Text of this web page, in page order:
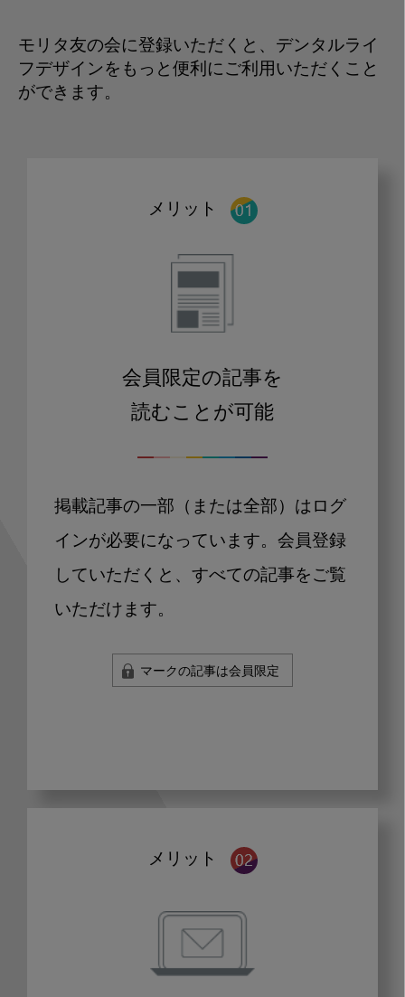
モリタ友の会に登録いただくと、デンタルライ
フデザインをもっと便利にご利用いただくこと
ができます。
メリット
会員限定の記事を
読むことが可能
掲載記事の一部（または全部）はログ
インが必要になっています。会員登録
していただくと、すべての記事をご覧
いただけます。
マークの記事は会員限定
メリット